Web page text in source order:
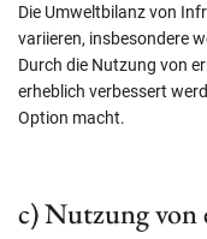
Die Umweltbilanz von
variieren, insbesondere
Durch die Nutzung von
erheblich verbessert
Option macht.
c) Nutzung von